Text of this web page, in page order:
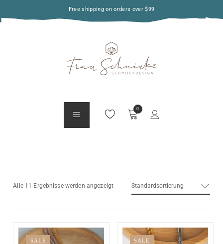
Free shipping on orders over $99
Alle 11 Ergebnisse werden angezeigt Standardsortierung
SALE SALE